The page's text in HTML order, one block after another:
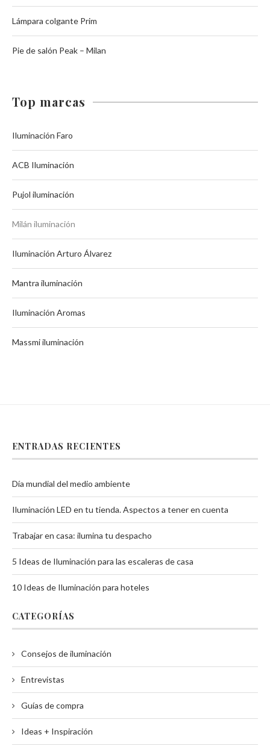
Lámpara colgante Prim
Pie de salón Peak – Milan
Top marcas
Iluminación Faro
ACB Iluminación
Pujol iluminación
Milán iluminación
Iluminación Arturo Álvarez
Mantra iluminación
Iluminación Aromas
Massmi iluminación
ENTRADAS RECIENTES
Día mundial del medio ambiente
Iluminación LED en tu tienda. Aspectos a tener en cuenta
Trabajar en casa: ilumina tu despacho
5 Ideas de Iluminación para las escaleras de casa
10 Ideas de Iluminación para hoteles
CATEGORÍAS
Consejos de iluminación
Entrevistas
Guías de compra
Ideas + Inspiración